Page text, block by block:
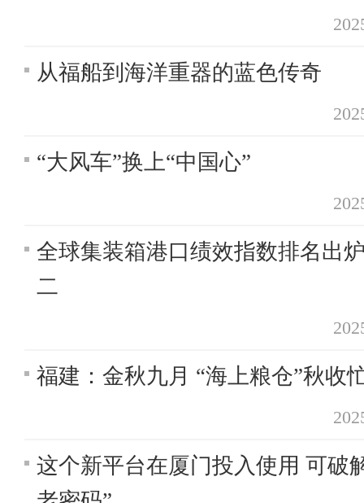
从福船到海洋重器的蓝色传奇
“大风车”换上“中国心”
全球集装箱港口绩效指数排名出
二
福建：金秋九月 “海上粮仓”秋收
这个新平台在厦门投入使用 可破